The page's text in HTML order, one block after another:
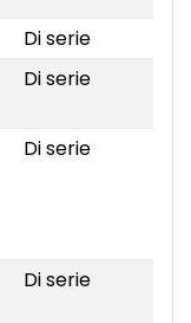
Di serie
Di serie
Di serie
Di serie